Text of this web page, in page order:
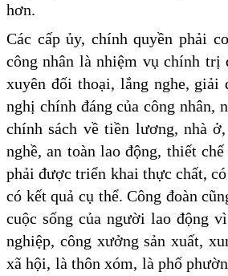
hơn.
Các cấp ủy, chính quyền phải
công nhân là nhiệm vụ chính trị
xuyên đối thoại, lắng nghe,
nghị chính đáng của công nhân,
chính sách về tiền lương, nhà
nghề, an toàn lao động, thiết
phải được triển khai thực chất,
có kết quả cụ thể. Công đoàn
cuộc sống của người lao động
nghiệp, công xưởng sản xuất,
xã hội, là thôn xóm, là phố